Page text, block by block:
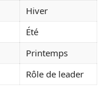
Hiver
Été
Printemps
Rôle de leader